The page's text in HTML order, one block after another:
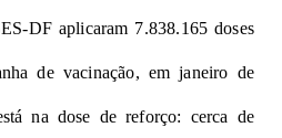
DF aplicaram 7.838.165 doses
de vacinação, em janeiro de
na dose de reforço: cerca de